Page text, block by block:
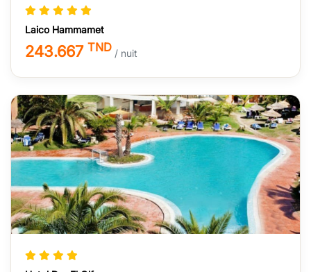
Laico Hammamet
243.667 TND / nuit